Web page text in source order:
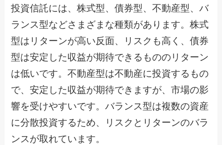
投資信託には、株式型、債券型、不動産型、バ
ランス型などさまざまな種類があります。株式
型はリターンが高い反面、リスクも高く、債券
型は安定した収益が期待できるもののリターン
は低いです。不動産型は不動産に投資するもの
で、安定した収益が期待できますが、市場の影
響を受けやすいです。バランス型は複数の資産
に分散投資するため、リスクとリターンのバラ
ンスが取れています。